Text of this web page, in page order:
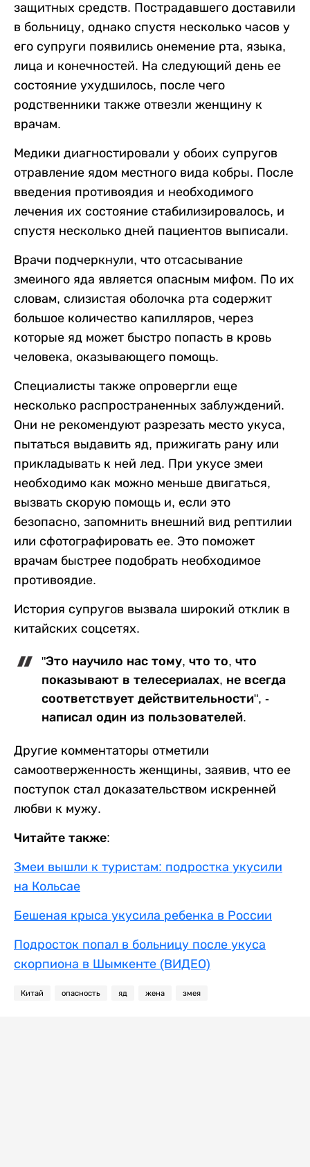
защитных средств. Пострадавшего доставили
в больницу, однако спустя несколько часов у
его супруги появились онемение рта, языка,
лица и конечностей. На следующий день ее
состояние ухудшилось, после чего
родственники также отвезли женщину к
врачам.
Медики диагностировали у обоих супругов
отравление ядом местного вида кобры. После
введения противоядия и необходимого
лечения их состояние стабилизировалось, и
спустя несколько дней пациентов выписали.
Врачи подчеркнули, что отсасывание
змеиного яда является опасным мифом. По их
словам, слизистая оболочка рта содержит
большое количество капилляров, через
которые яд может быстро попасть в кровь
человека, оказывающего помощь.
Специалисты также опровергли еще
несколько распространенных заблуждений.
Они не рекомендуют разрезать место укуса,
пытаться выдавить яд, прижигать рану или
прикладывать к ней лед. При укусе змеи
необходимо как можно меньше двигаться,
вызвать скорую помощь и, если это
безопасно, запомнить внешний вид рептилии
или сфотографировать ее. Это поможет
врачам быстрее подобрать необходимое
противоядие.
История супругов вызвала широкий отклик в
китайских соцсетях.
"Это научило нас тому, что то, что
показывают в телесериалах, не всегда
соответствует действительности", -
написал один из пользователей.
Другие комментаторы отметили
самоотверженность женщины, заявив, что ее
поступок стал доказательством искренней
любви к мужу.
Читайте также:
Змеи вышли к туристам: подростка укусили
на Кольсае
Бешеная крыса укусила ребенка в России
Подросток попал в больницу после укуса
скорпиона в Шымкенте (ВИДЕО)
Китай опасность яд жена змея